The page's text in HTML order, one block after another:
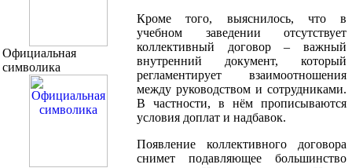
Официальная
символика
Кроме того, выяснилось, что в
учебном заведении отсутствует
коллективный договор – важный
внутренний документ, который
регламентирует взаимоотношения
между руководством и сотрудниками.
В частности, в нём прописываются
условия доплат и надбавок.
Появление коллективного договора
снимет подавляющее большинство